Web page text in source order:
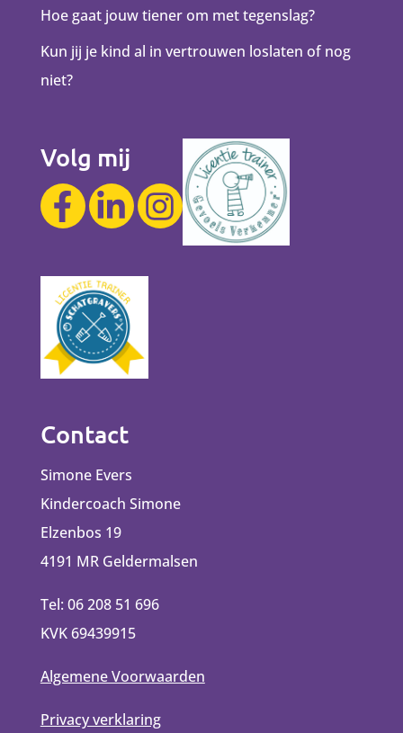
Hoe gaat jouw tiener om met tegenslag?
Kun jij je kind al in vertrouwen loslaten of nog
niet?
Volg mij
Contact
Simone Evers
Kindercoach Simone
Elzenbos 19
4191 MR Geldermalsen
Tel: 06 208 51 696
KVK 69439915
Algemene Voorwaarden
Privacy verklaring